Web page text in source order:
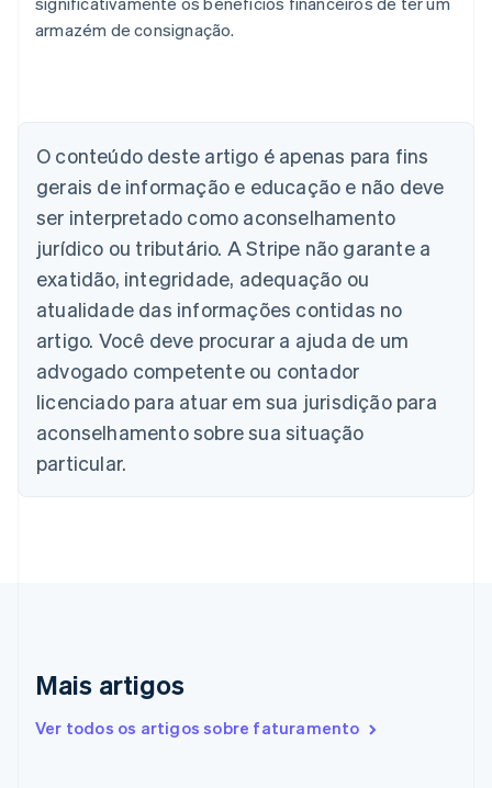
armazém de consignação.
O conteúdo deste artigo é apenas para fins
gerais de informação e educação e não deve
ser interpretado como aconselhamento
jurídico ou tributário. A Stripe não garante a
exatidão, integridade, adequação ou
atualidade das informações contidas no
artigo. Você deve procurar a ajuda de um
advogado competente ou contador
licenciado para atuar em sua jurisdição para
aconselhamento sobre sua situação
particular.
Mais artigos
Ver todos os artigos sobre faturamento
Alemanha
DeutschEnglish
Austrália
English
Áustria
Deutsch English
Bélgica
Nederlands Français DeutschEnglish
Brasil
Bulgária
English
Canadá
China continental
Eslováquia
English
Eslovênia